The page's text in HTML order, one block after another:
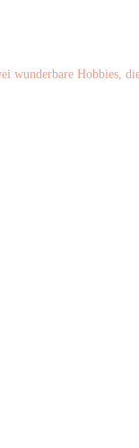
wunderbare Hobbies,